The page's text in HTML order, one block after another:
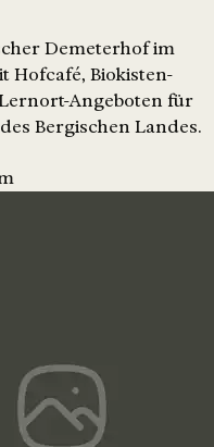
Demeterhof im
Hofcafé, Biokisten-
Angeboten für
Bergischen Landes.